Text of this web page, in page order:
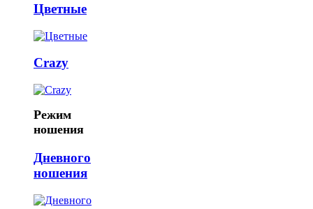
Цветные
Crazy
Режим
ношения
Дневного
ношения